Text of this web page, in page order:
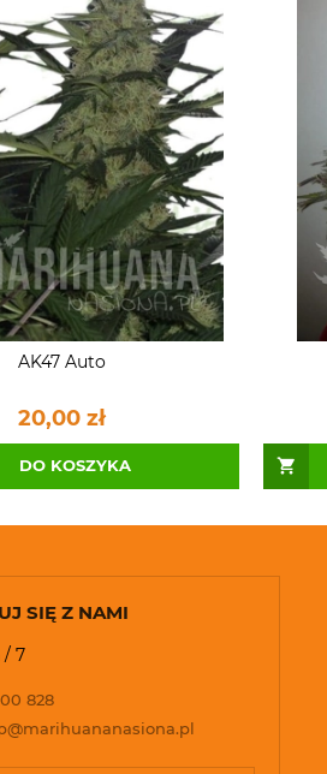
AK47 Auto
20,00 zł
DO KOSZYKA
SIĘ Z NAMI
/ 7
828